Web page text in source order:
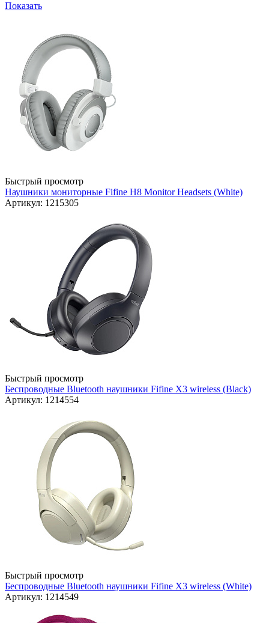
Показать
Быстрый просмотр
Наушники мониторные Fifine H8 Monitor Headsets (White)
Артикул: 1215305
Быстрый просмотр
Беспроводные Bluetooth наушники Fifine X3 wireless (Black)
Артикул: 1214554
Быстрый просмотр
Беспроводные Bluetooth наушники Fifine X3 wireless (White)
Артикул: 1214549